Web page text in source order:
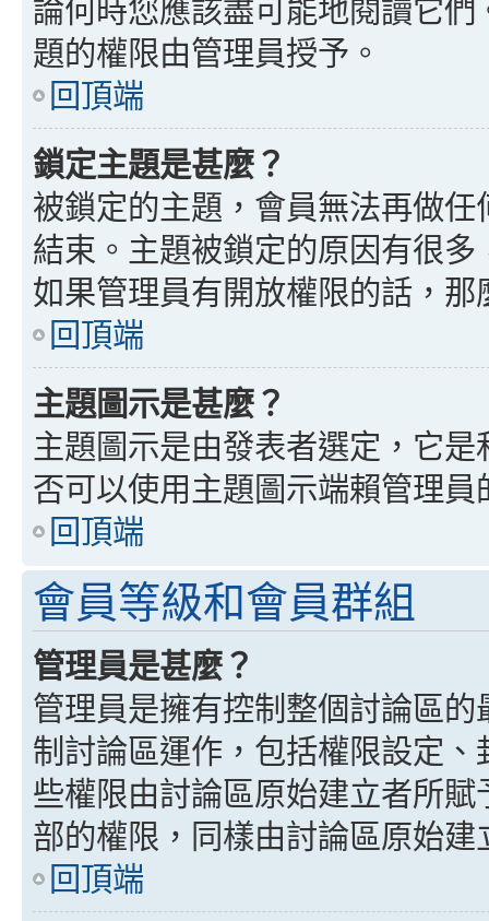
論何時您應該盡可能地閱讀它
題的權限由管理員授予。
回頂端
鎖定主題是甚麼？
被鎖定的主題，會員無法再做
結束。主題被鎖定的原因有很
如果管理員有開放權限的話，
回頂端
主題圖示是甚麼？
主題圖示是由發表者選定，它
否可以使用主題圖示端賴管理員
回頂端
會員等級和會員群組
管理員是甚麼？
管理員是擁有控制整個討論區
制討論區運作，包括權限設定
些權限由討論區原始建立者所
部的權限，同樣由討論區原始建
回頂端